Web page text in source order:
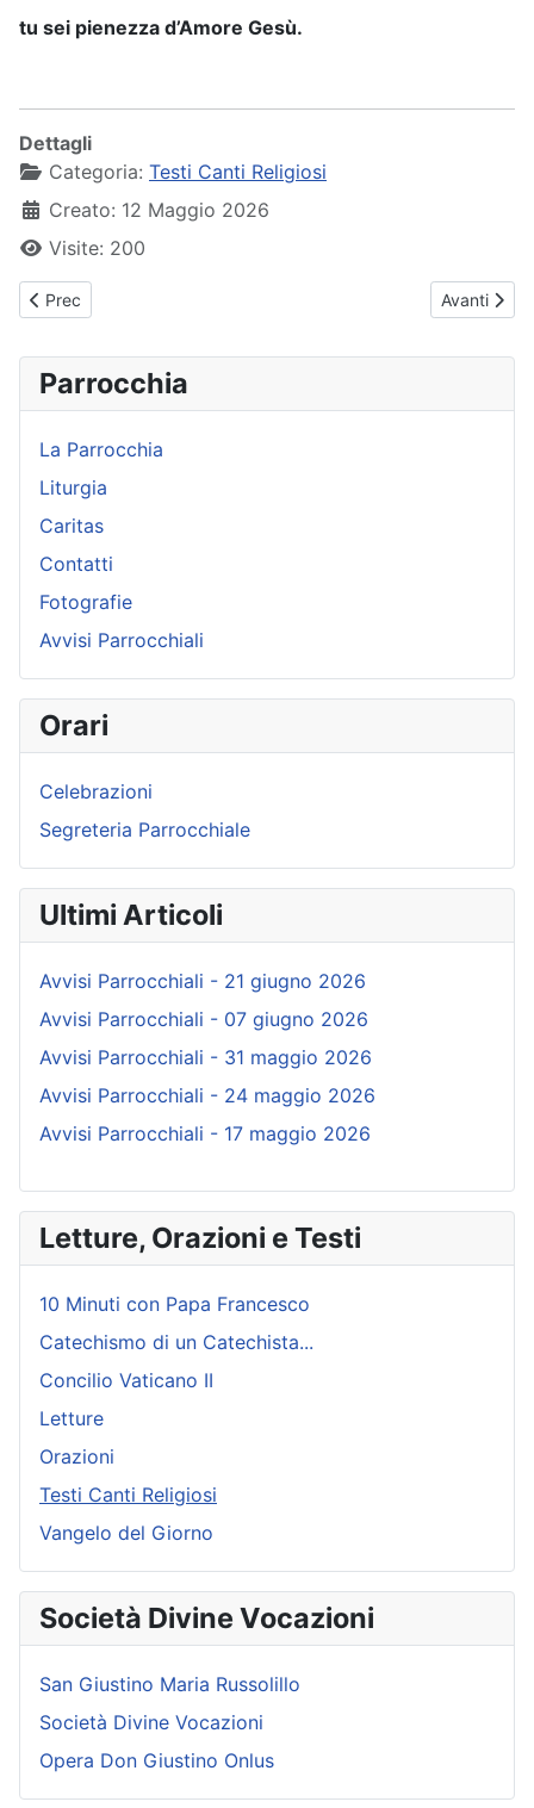
tu sei pienezza d’Amore Gesù.
Dettagli
Categoria: Testi Canti Religiosi
Creato: 12 Maggio 2026
Visite: 200
Articolo precedente: Maranathà
Prec Articolo
Avanti
Parrocchia
La Parrocchia
Liturgia
Caritas
Contatti
Fotografie
Avvisi Parrocchiali
Orari
Celebrazioni
Segreteria Parrocchiale
Ultimi Articoli
Avvisi Parrocchiali - 21 giugno 2026
Avvisi Parrocchiali - 07 giugno 2026
Avvisi Parrocchiali - 31 maggio 2026
Avvisi Parrocchiali - 24 maggio 2026
Avvisi Parrocchiali - 17 maggio 2026
Letture, Orazioni e Testi
10 Minuti con Papa Francesco
Catechismo di un Catechista...
Concilio Vaticano II
Letture
Orazioni
Testi Canti Religiosi
Vangelo del Giorno
Società Divine Vocazioni
San Giustino Maria Russolillo
Società Divine Vocazioni
Opera Don Giustino Onlus